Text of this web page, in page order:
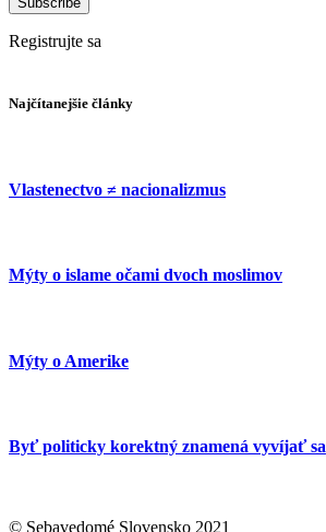
Registrujte sa
Najčítanejšie články
Vlastenectvo ≠ nacionalizmus
Mýty o islame očami dvoch moslimov
Mýty o Amerike
Byť politicky korektný znamená vyvíjať sa
© Sebavedomé Slovensko 2021